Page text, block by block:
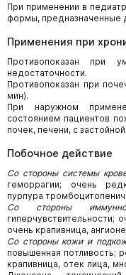
При применении в
формы, предназначенные
Применения при
Противопоказан при
недостаточности.
Противопоказан при
мин).
При наружном
состоянием пациентов
почек, печени, с
Побочное действие
Со стороны системы
геморрагии; очень
пурпура
Со стороны
гиперчувствительности;
очень крапивница,
Со стороны кожи и
повышенная потливость;
крапивница, отек лица,